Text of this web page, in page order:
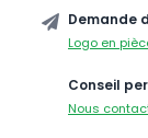
Demande
Logo en
Conseil
Nous